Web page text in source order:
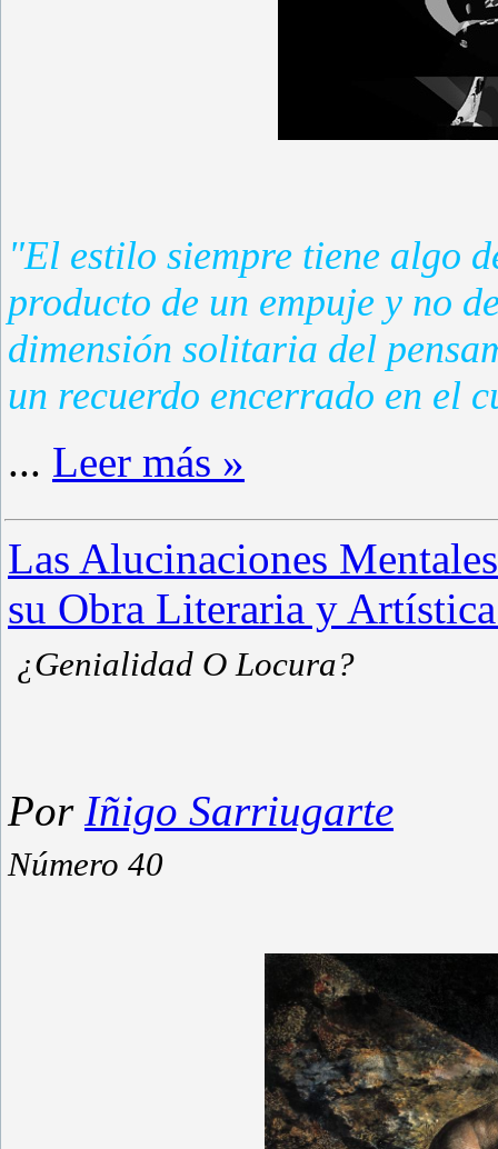
"El estilo siempre tiene algo
producto de un empuje y no
dimensión solitaria del
un recuerdo encerrado en el
... Leer más »
Las Alucinaciones
su Obra Literaria y
¿Genialidad O Locura?
Por Iñigo Sarriugarte
Número 40